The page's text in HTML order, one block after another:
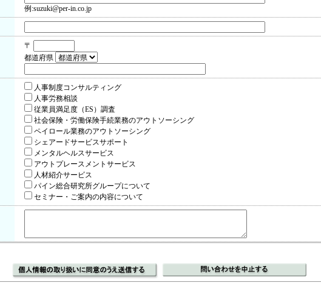
例:suzuki@per-in.co.jp
〒
都道府県
人事制度コンサルティング
人事労務相談
従業員満足度（ES）調査
社会保険・労働保険手続業務のアウトソーシング
ペイロール業務のアウトソーシング
シェアードサービスサポート
メンタルヘルスサービス
アウトプレースメントサービス
人材紹介サービス
パイン総合研究所グループについて
セミナー・ご案内の内容について